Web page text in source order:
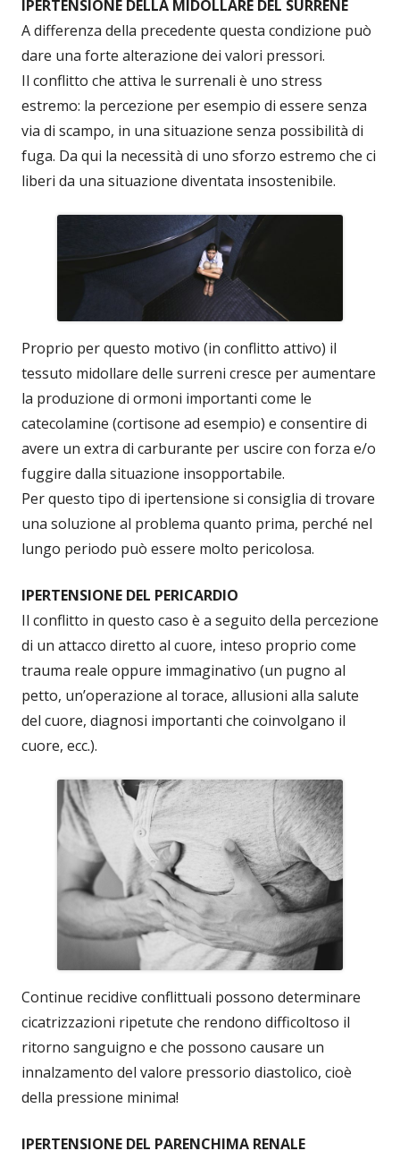
IPERTENSIONE DELLA MIDOLLARE DEL SURRENE
A differenza della precedente questa condizione può
dare una forte alterazione dei valori pressori.
Il conflitto che attiva le surrenali è uno stress
estremo: la percezione per esempio di essere senza
via di scampo, in una situazione senza possibilità di
fuga. Da qui la necessità di uno sforzo estremo che ci
liberi da una situazione diventata insostenibile.
Proprio per questo motivo (in conflitto attivo) il
tessuto midollare delle surreni cresce per aumentare
la produzione di ormoni importanti come le
catecolamine (cortisone ad esempio) e consentire di
avere un extra di carburante per uscire con forza e/o
fuggire dalla situazione insopportabile.
Per questo tipo di ipertensione si consiglia di trovare
una soluzione al problema quanto prima, perché nel
lungo periodo può essere molto pericolosa.
IPERTENSIONE DEL PERICARDIO
Il conflitto in questo caso è a seguito della percezione
di un attacco diretto al cuore, inteso proprio come
trauma reale oppure immaginativo (un pugno al
petto, un’operazione al torace, allusioni alla salute
del cuore, diagnosi importanti che coinvolgano il
cuore, ecc.).
Continue recidive conflittuali possono determinare
cicatrizzazioni ripetute che rendono difficoltoso il
ritorno sanguigno e che possono causare un
innalzamento del valore pressorio diastolico, cioè
della pressione minima!
IPERTENSIONE DEL PARENCHIMA RENALE